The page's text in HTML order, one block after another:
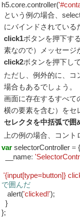
h5.core.controller(
という例の場合、
にバインドされている
click1ボタンを押下す
素なので）メッセージ
click2ボタンを押下し
ただし、例外的に、コ
場合もあるでしょう。
画面に存在するすべて
横の要素を含む）をセ
セレクタを中括弧で囲
上の例の場合、コン
var selectorController = {
__name:
'{input[type=button]}
で囲んだ
alert('clicked!');
}
};